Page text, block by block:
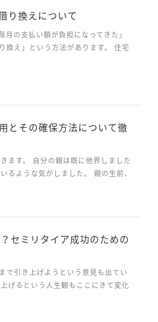
り換えについて
の支払い額が負担になってきた」
換え」という方法があります。 住宅
済している住宅ロー...
とその確保方法について徹
ます。 自分の親は既に他界しました
るような気がしました。 親の生前、
ことができまし...
セミリタイア成功のための
で引き上げようという意見も出てい
げるという人生観もここにきて変化
、自分らしく自由に生...